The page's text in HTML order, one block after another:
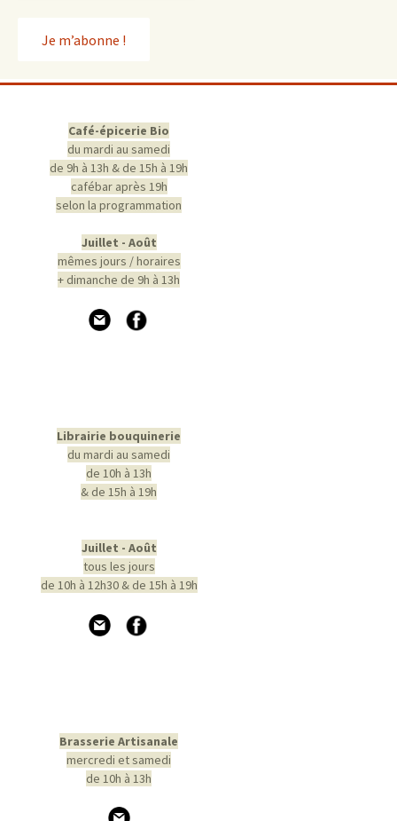
Café-épicerie Bio
du mardi au samedi
de 9h à 13h & de 15h à 19h
cafébar après 19h
selon la programmation
Juillet - Août
mêmes jours / horaires
+ dimanche de 9h à 13h
Librairie bouquinerie
du mardi au samedi
de 10h à 13h
& de 15h à 19h
Juillet - Août
tous les jours
de 10h à 12h30 & de 15h à 19h
Brasserie Artisanale
mercredi et samedi
de 10h à 13h